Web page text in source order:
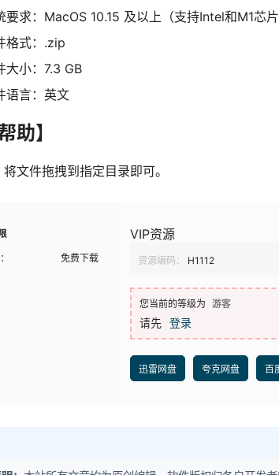
要求：MacOS 10.15 及以上（支持Intel和M1芯片
格式：.zip
大小：7.3 GB
语言：英文
助】
文件拖拽到指定目录即可。
免费下载
VIP资源
资源编码： H1112
您当前的等级为 游客
请先 登录
迅雷网盘 夸克网盘 百